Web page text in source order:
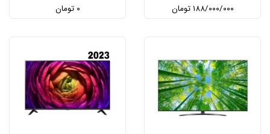
۱۸۸/۰۰۰/۰۰۰ تومان ۰ تومان